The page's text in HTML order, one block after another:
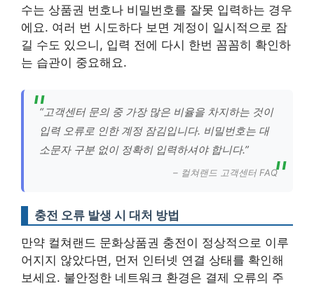
수는 상품권 번호나 비밀번호를 잘못 입력하는 경우
에요. 여러 번 시도하다 보면 계정이 일시적으로 잠
길 수도 있으니, 입력 전에 다시 한번 꼼꼼히 확인하
는 습관이 중요해요.
“고객센터 문의 중 가장 많은 비율을 차지하는 것이
입력 오류로 인한 계정 잠김입니다. 비밀번호는 대
소문자 구분 없이 정확히 입력하셔야 합니다.”
– 컬쳐랜드 고객센터 FAQ
충전 오류 발생 시 대처 방법
만약 컬쳐랜드 문화상품권 충전이 정상적으로 이루
어지지 않았다면, 먼저 인터넷 연결 상태를 확인해
보세요. 불안정한 네트워크 환경은 결제 오류의 주